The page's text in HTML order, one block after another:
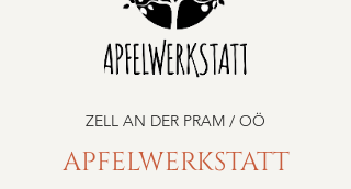
ZELL AN DER PRAM / OÖ
APFELWERKSTATT